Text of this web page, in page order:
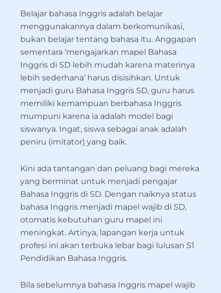
Belajar bahasa Inggris adalah belajar
menggunakannya dalam berkomunikasi,
bukan belajar tentang bahasa itu. Anggapan
sementara ‘mengajarkan mapel Bahasa
Inggris di SD lebih mudah karena materinya
lebih sederhana’ harus disisihkan. Untuk
menjadi guru Bahasa Inggris SD, guru harus
memiliki kemampuan berbahasa Inggris
mumpuni karena ia adalah model bagi
siswanya. Ingat, siswa sebagai anak adalah
peniru (imitator) yang baik.
Kini ada tantangan dan peluang bagi mereka
yang berminat untuk menjadi pengajar
Bahasa Inggris di SD. Dengan naiknya status
bahasa Inggris menjadi mapel wajib di SD,
otomatis kebutuhan guru mapel ini
meningkat. Artinya, lapangan kerja untuk
profesi ini akan terbuka lebar bagi lulusan S1
Pendidikan Bahasa Inggris.
Bila sebelumnya bahasa Inggris mapel wajib